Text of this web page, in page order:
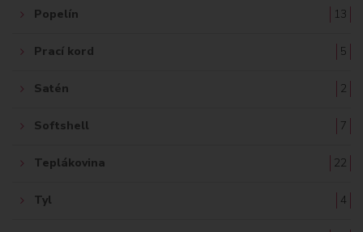
Popelín 13
Prací kord 5
Satén 2
Softshell 7
Teplákovina 22
Tyl 4